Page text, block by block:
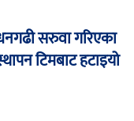
सरुवा गरिएका
टिमबाट हटाइयो